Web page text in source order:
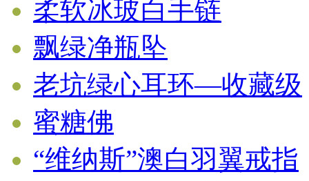
柔软冰玻白手链
飘绿净瓶坠
老坑绿心耳环—收藏级
蜜糖佛
“维纳斯”澳白羽翼戒指